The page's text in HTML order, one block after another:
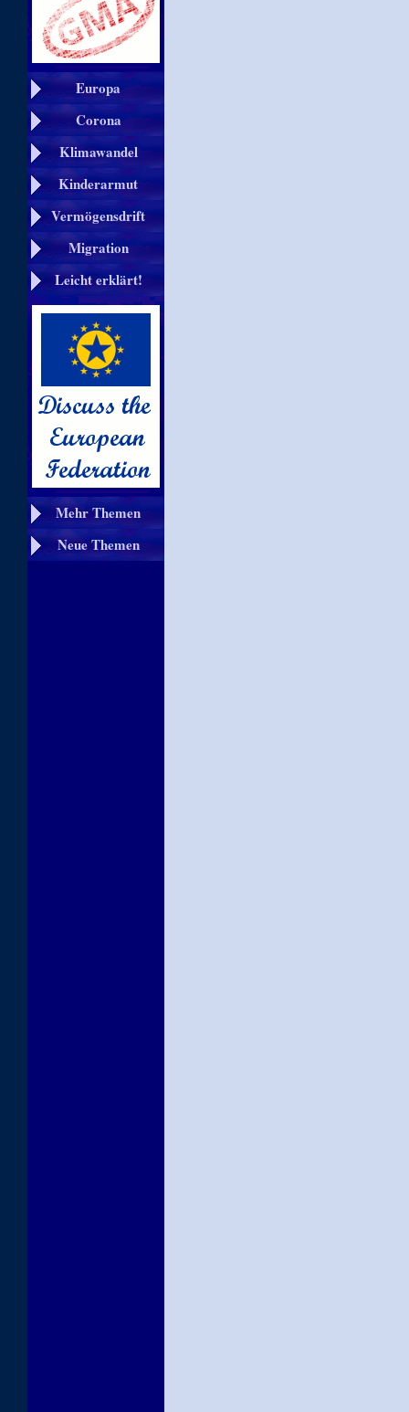
Europa
Corona
Klimawandel
Kinderarmut
Vermögensdrift
Migration
Leicht erklärt!
Mehr Themen
Neue Themen